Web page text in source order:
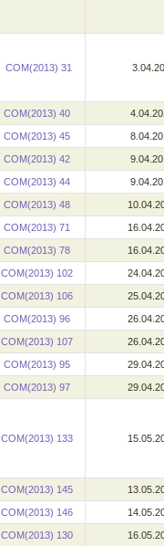
COM(2013) 31
COM(2013) 40
COM(2013) 45
COM(2013) 42
COM(2013) 44
COM(2013) 48
COM(2013) 71
COM(2013) 78
COM(2013) 102
COM(2013) 106
COM(2013) 96
COM(2013) 107
COM(2013) 95
COM(2013) 97
COM(2013) 133
COM(2013) 145
COM(2013) 146
COM(2013) 130